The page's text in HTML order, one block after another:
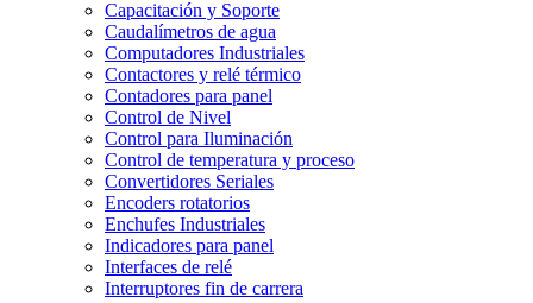
Capacitación y Soporte
Caudalímetros de agua
Computadores Industriales
Contactores y relé térmico
Contadores para panel
Control de Nivel
Control para Iluminación
Control de temperatura y proceso
Convertidores Seriales
Encoders rotatorios
Enchufes Industriales
Indicadores para panel
Interfaces de relé
Interruptores fin de carrera